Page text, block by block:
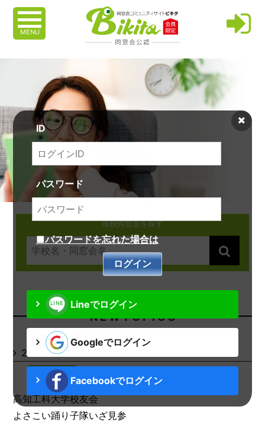
MENU
ID
パスワード
■パスワードを忘れた場合は
Lineでログイン
Googleでログイン
Facebookでログイン
母校同窓会を探す
N E W T O P I C S
2026.08.06
お知らせ
高知工科大学校友会
よさこい踊り子隊いざ見参